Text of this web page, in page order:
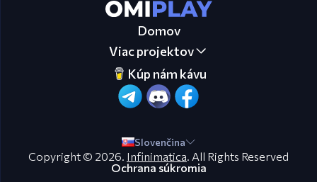
Domov
Viac projektov
Kúp nám kávu
Slovenčina
Copyright © 2026. Infinimatica. All Rights Reserved
Ochrana súkromia